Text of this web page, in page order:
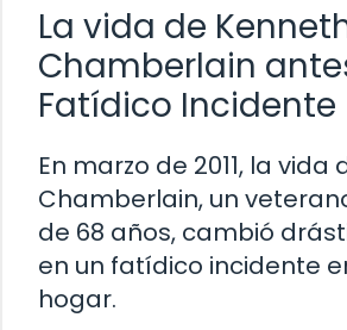
La vida de
Chamberlain
Fatídico Incidente
En marzo de 2011, la vida
Chamberlain, un
de 68 años, cambió
en un fatídico incidente
hogar.